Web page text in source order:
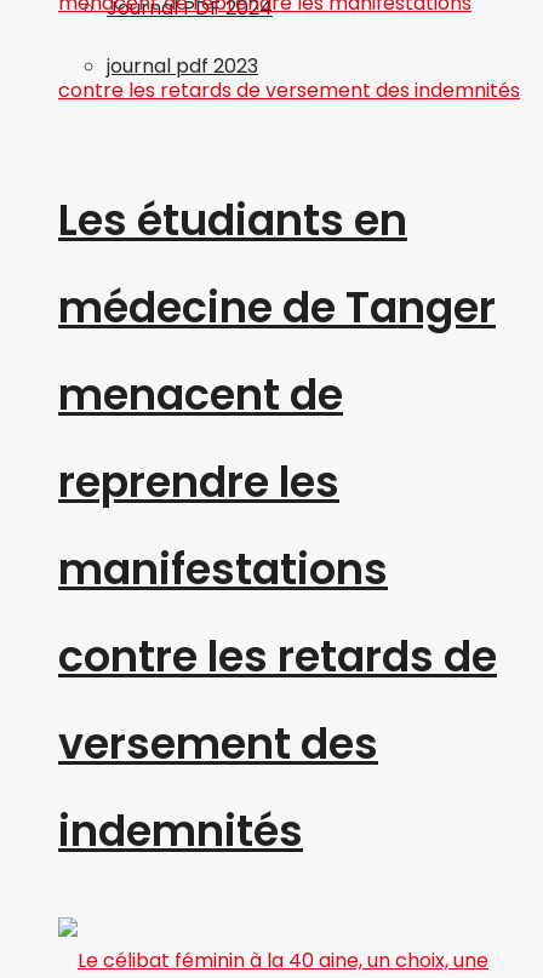
Journal PDF 2024
journal pdf 2023
Les étudiants en
médecine de Tanger
menacent de
reprendre les
manifestations
contre les retards de
versement des
indemnités